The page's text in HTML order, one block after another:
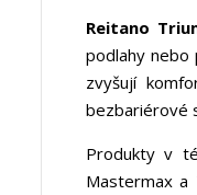
Reitano
podlahy nebo
zvyšují
bezbariérové
Produkty v
Mastermax a